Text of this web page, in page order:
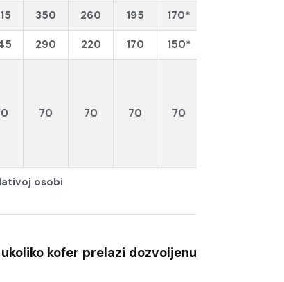
350 260 195 170*
290 220 170 150*
70 70 70 70
osobi
kofer prelazi dozvoljenu